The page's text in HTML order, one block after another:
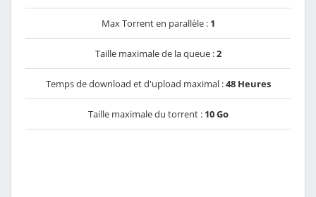
Max Torrent en parallèle : 1
Taille maximale de la queue :2
Temps de download et d'upload maximal :48 Heures
Taille maximale du torrent : 10 Go